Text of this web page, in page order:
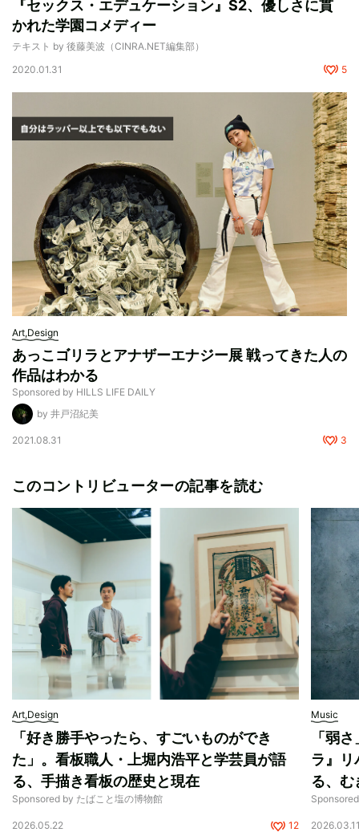
『セックス・エデュケーション』S2、優しさに貫
かれた学園コメディー
テキスト by 後藤美波（CINRA.NET編集部）
2020.01.31
5
Art,Design
あっこゴリラとアナザーエナジー展 戦ってきた人の
作品はわかる
Sponsored by HILLS LIFE DAILY
by 井戸沼紀美
2021.08.31 3
このコントリビューターの記事を読む
Art,Design
「好き勝手やったら、すごいものができ
た」。看板職人・上堀内浩平と学芸員が語
る、手描き看板の歴史と現在
Sponsored by たばこと塩の博物館
2026.05.22 12
Music
「弱
ラ』
る、